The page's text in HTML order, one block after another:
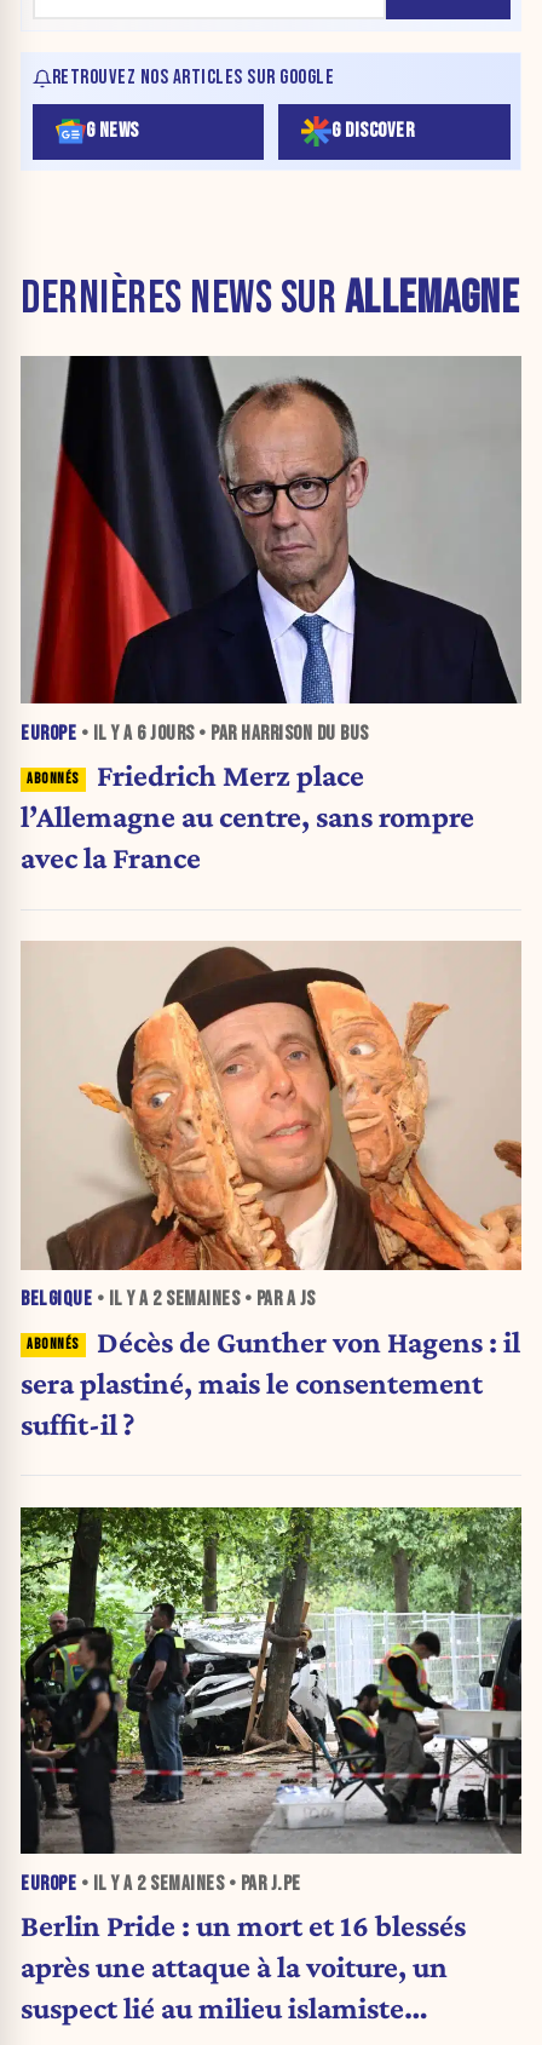
RETROUVEZ NOS ARTICLES SUR GOOGLE
G NEWS G DISCOVER
DERNIÈRES NEWS SURALLEMAGNE
EUROPE • IL Y A 6 JOURS• PAR HARRISON DU BUS
Friedrich Merz place
l’Allemagne au centre, sans rompre
avec la France
BELGIQUE • IL Y A 2 SEMAINES• PAR A JS
Décès de Gunther von Hagens : il
sera plastiné, mais le consentement
suffit-il ?
EUROPE • IL Y A 2 SEMAINES• PAR J.PE
Berlin Pride : un mort et 16 blessés
après une attaque à la voiture, un
suspect lié au milieu islamiste